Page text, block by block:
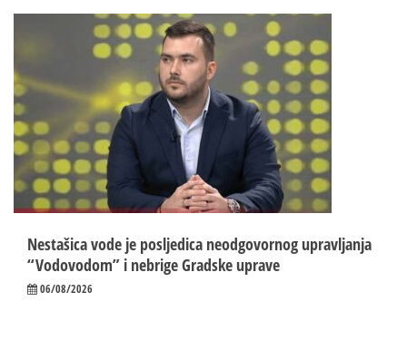
Nestašica vode je posljedica neodgovornog upravljanja
“Vodovodom” i nebrige Gradske uprave
06/08/2026